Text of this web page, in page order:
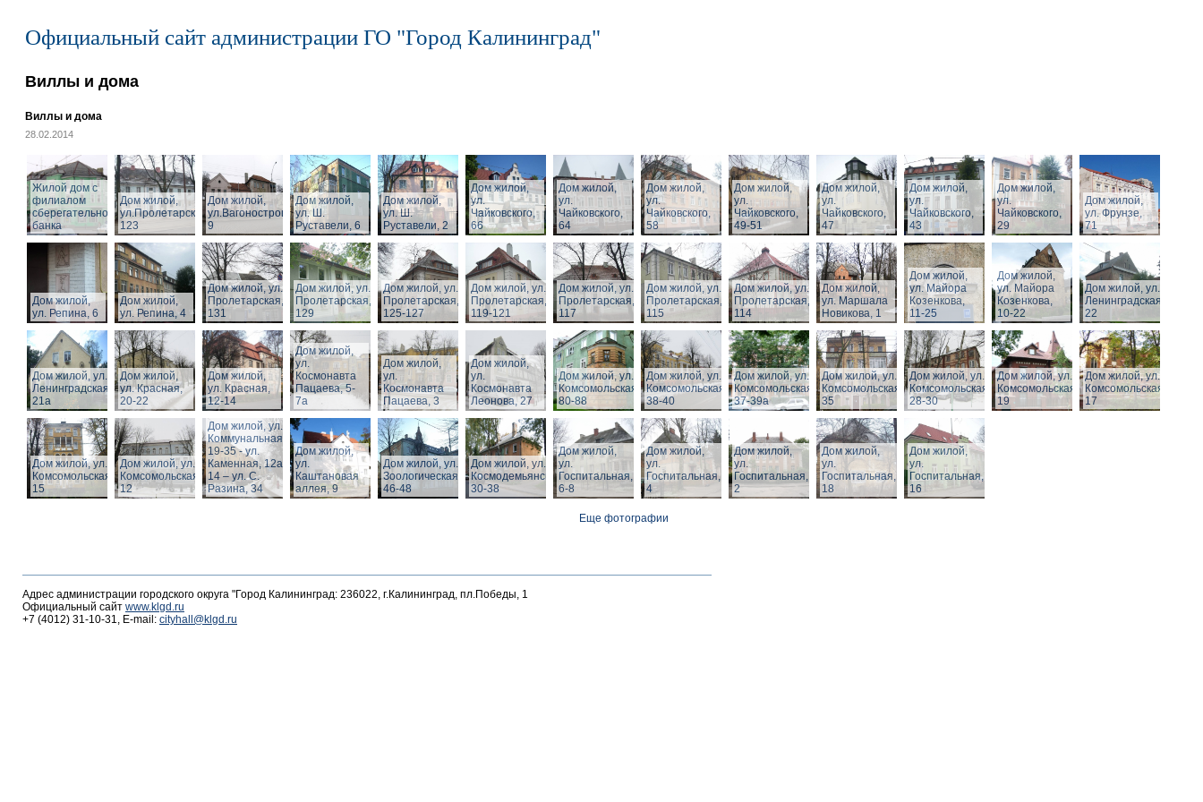
Официальный сайт администрации ГО "Город Калининград"
Виллы и дома
Виллы и дома
28.02.2014
Жилой дом с
филиалом
сберегательного
банка
Дом жилой,
ул.Пролетарская,
123
Дом жилой,
ул.Вагоностроительная,
9
Дом жилой,
ул. Ш.
Руставели, 6
Дом жилой,
ул. Ш.
Руставели, 2
Дом жилой,
ул.
Чайковского,
66
Дом жилой,
ул.
Чайковского,
64
Дом жилой,
ул.
Чайковского,
58
Дом жилой,
ул.
Чайковского,
49-51
Дом жилой,
ул.
Чайковского,
47
Дом жилой,
ул.
Чайковского,
43
Дом жилой,
ул.
Чайковского,
29
Дом жилой,
ул. Фрунзе,
71
Дом жилой,
ул. Репина, 6
Дом жилой,
ул. Репина, 4
Дом жилой, ул.
Пролетарская,
131
Дом жилой, ул.
Пролетарская,
129
Дом жилой, ул.
Пролетарская,
125-127
Дом жилой, ул.
Пролетарская,
119-121
Дом жилой, ул.
Пролетарская,
117
Дом жилой, ул.
Пролетарская,
115
Дом жилой, ул.
Пролетарская,
114
Дом жилой,
ул. Маршала
Новикова, 1
Дом жилой,
ул. Майора
Козенкова,
11-25
Дом жилой,
ул. Майора
Козенкова,
10-22
Дом жилой, ул.
Ленинградская,
22
Дом жилой, ул.
Ленинградская,
21а
Дом жилой,
ул. Красная,
20-22
Дом жилой,
ул. Красная,
12-14
Дом жилой,
ул.
Космонавта
Пацаева, 5-
7а
Дом жилой,
ул.
Космонавта
Пацаева, 3
Дом жилой,
ул.
Космонавта
Леонова, 27
Дом жилой, ул.
Комсомольская,
80-88
Дом жилой, ул.
Комсомольская,
38-40
Дом жилой, ул.
Комсомольская,
37-39а
Дом жилой, ул.
Комсомольская,
35
Дом жилой, ул.
Комсомольская,
28-30
Дом жилой, ул.
Комсомольская,
19
Дом жилой, ул.
Комсомольская,
17
Дом жилой, ул.
Комсомольская,
15
Дом жилой, ул.
Комсомольская,
12
Дом жилой, ул.
Коммунальная,
19-35 - ул.
Каменная, 12а,
14 – ул. С.
Разина, 34
Дом жилой,
ул.
Каштановая
аллея, 9
Дом жилой, ул.
Зоологическая,
46-48
Дом жилой, ул. З.
Космодемьянской
30-38
Дом жилой,
ул.
Госпитальная,
6-8
Дом жилой,
ул.
Госпитальная,
4
Дом жилой,
ул.
Госпитальная,
2
Дом жилой,
ул.
Госпитальная,
18
Дом жилой,
ул.
Госпитальная,
16
Еще фотографии
Адрес администрации городского округа "Город Калининград: 236022, г.Калининград, пл.Победы, 1
Официальный сайт www.klgd.ru
+7 (4012) 31-10-31, E-mail: cityhall@klgd.ru